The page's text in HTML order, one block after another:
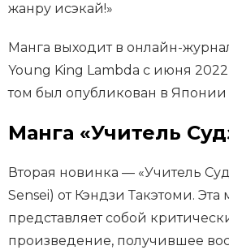
жанру исэкай!»
Манга выходит в онлайн-
Young King Lambda с июня
том был опубликован в Японии
Манга «Учитель
Вторая новинка — «Учитель
Sensei) от Кэндзи Такэтоми. Эта
представляет собой
произведение, получившее